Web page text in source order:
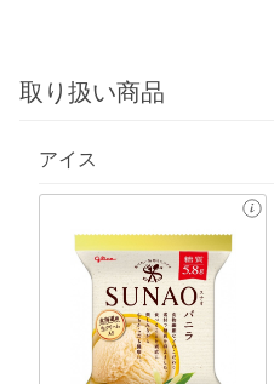
取り扱い商品
アイス